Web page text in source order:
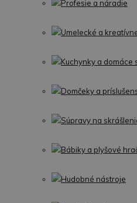
Profesie a náradie
Umelecké a
Kuchynky a domáce
Domčeky a
Súpravy na
Bábiky a plyšové
Hudobné nástroje